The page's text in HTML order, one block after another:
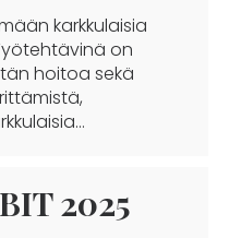
karkkulaisia
on
hoitoa sekä
2025